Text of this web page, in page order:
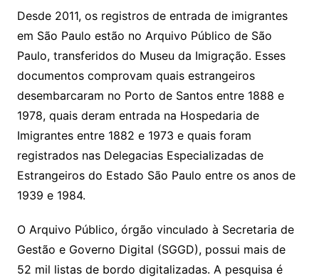
Desde 2011, os registros de entrada de imigrantes
em São Paulo estão no Arquivo Público de São
Paulo, transferidos do Museu da Imigração. Esses
documentos comprovam quais estrangeiros
desembarcaram no Porto de Santos entre 1888 e
1978, quais deram entrada na Hospedaria de
Imigrantes entre 1882 e 1973 e quais foram
registrados nas Delegacias Especializadas de
Estrangeiros do Estado São Paulo entre os anos de
1939 e 1984.
O Arquivo Público, órgão vinculado à Secretaria de
Gestão e Governo Digital (SGGD), possui mais de
52 mil listas de bordo digitalizadas. A pesquisa é